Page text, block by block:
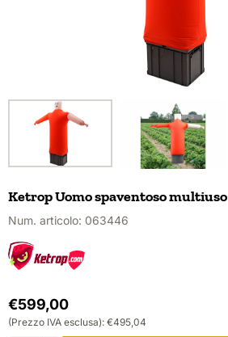
Ketrop Uomo spaventoso multiuso
Num. articolo: 063446
€599,00
(Prezzo IVA esclusa): €495,04